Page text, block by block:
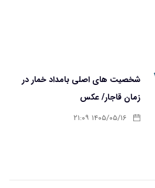
شخصیت های اصلی بامداد خمار در
زمان قاجار/ عکس
۱۴۰۵/۰۵/۱۶ ۲۱:۰۹